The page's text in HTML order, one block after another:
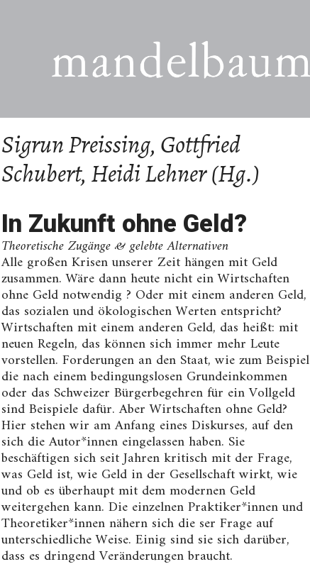
Sigrun Preissing, Gottfried
Schubert, Heidi Lehner (Hg.)
In Zukunft ohne Geld?
Theoretische Zugänge & gelebte Alternativen
Alle großen Krisen unserer Zeit hängen mit Geld
zusammen. Wäre dann heute nicht ein Wirtschaften
ohne Geld notwendig ? Oder mit einem anderen Geld,
das sozialen und ökologischen Werten entspricht?
Wirtschaften mit einem anderen Geld, das heißt: mit
neuen Regeln, das können sich immer mehr Leute
vorstellen. Forderungen an den Staat, wie zum Beispiel
die nach einem bedingungslosen Grundeinkommen
oder das Schweizer Bürgerbegehren für ein Vollgeld
sind Beispiele dafür. Aber Wirtschaften ohne Geld?
Hier stehen wir am Anfang eines Diskurses, auf den
sich die Autor*innen eingelassen haben. Sie
beschäftigen sich seit Jahren kritisch mit der Frage,
was Geld ist, wie Geld in der Gesellschaft wirkt, wie
und ob es überhaupt mit dem modernen Geld
weitergehen kann. Die einzelnen Praktiker*innen und
Theoretiker*innen nähern sich die­ ser Frage auf
unterschiedliche Weise. Einig sind sie sich darüber,
dass es dringend Veränderungen braucht.